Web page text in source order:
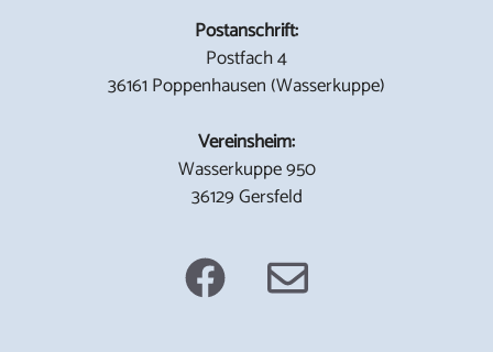
Postanschrift:
Postfach 4
36161 Poppenhausen (Wasserkuppe)
Vereinsheim:
Wasserkuppe 950
36129 Gersfeld